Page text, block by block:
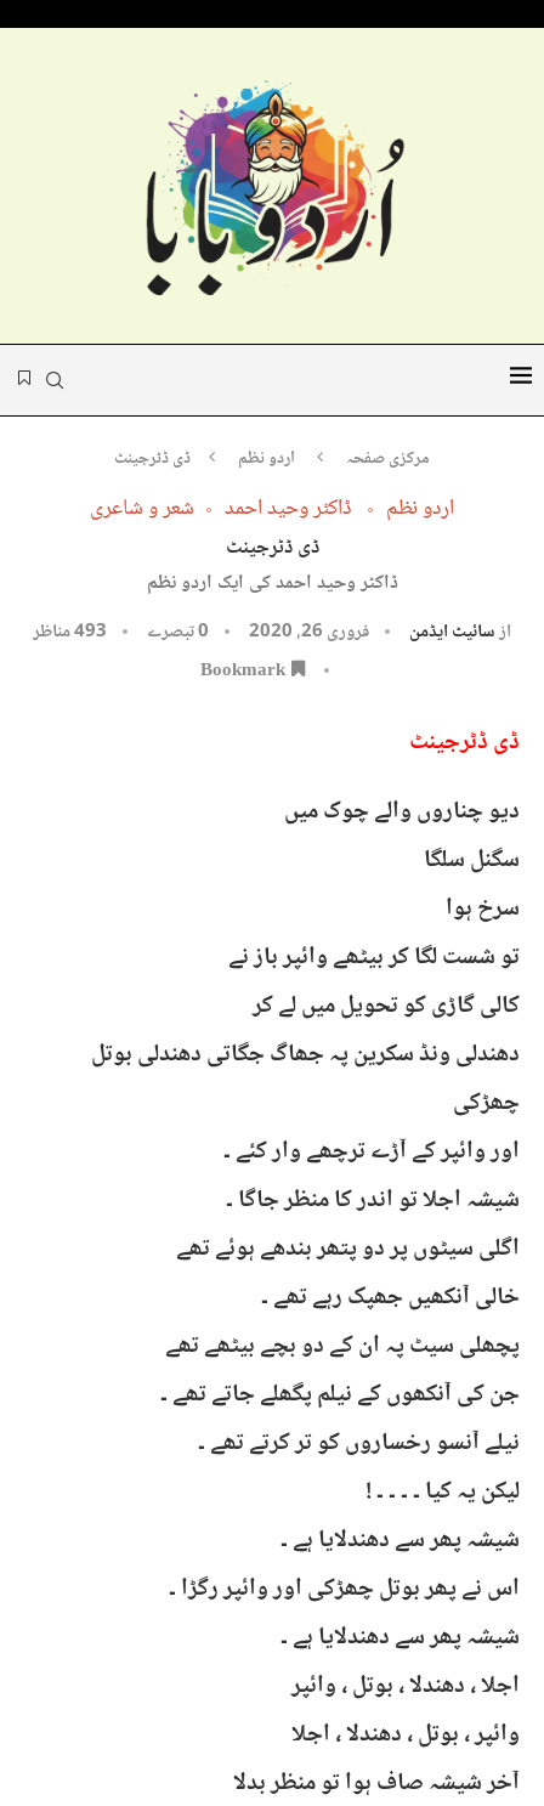
مرکزی صفحہ اردو نظم ڈی ڈٹرجینٹ
اردو نظم ڈاکٹر وحید احمد شعر و شاعری
ڈی ڈٹرجینٹ
ڈاکٹر وحید احمد کی ایک اردو نظم
ازسائیٹ ایڈمن فروری 26, 2020 0 تبصرے 493مناظر
Bookmark
ڈی ڈٹرجینٹ
دیو چناروں والے چوک میں
سگنل سلگا
سرخ ہوا
تو شست لگا کر بیٹھے وائپر باز نے
کالی گاڑی کو تحویل میں لے کر
دھندلی ونڈ سکرین پہ جھاگ جگاتی دھندلی بوتل
چھڑکی
اور وائپر کے آڑے ترچھے وار کئے ۔
شیشہ اجلا تو اندر کا منظر جاگا ۔
اگلی سیٹوں پر دو پتھر بندھے ہوئے تھے
خالی آنکھیں جھپک رہے تھے ۔
پچھلی سیٹ پہ ان کے دو بچے بیٹھے تھے
جن کی آنکھوں کے نیلم پگھلے جاتے تھے ۔
نیلے آنسو رخساروں کو تر کرتے تھے ۔
لیکن یہ کیا ۔ ۔ ۔ ۔ !
شیشہ پھر سے دھندلایا ہے ۔
اس نے پھر بوتل چھڑکی اور وائپر رگڑا ۔
شیشہ پھر سے دھندلایا ہے ۔
اجلا ، دھندلا ، بوتل ، وائپر
وائپر ، بوتل ، دھندلا ، اجلا
آخر شیشہ صاف ہوا تو منظر بدلا